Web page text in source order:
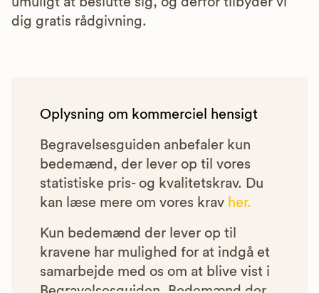
dig gratis rådgivning.
Oplysning om kommerciel hensigt
Begravelsesguiden anbefaler kun
bedemænd, der lever op til vores
statistiske pris- og kvalitetskrav. Du
kan læse mere om vores krav her.
Kun bedemænd der lever op til
kravene har mulighed for at indgå et
samarbejde med os om at blive vist i